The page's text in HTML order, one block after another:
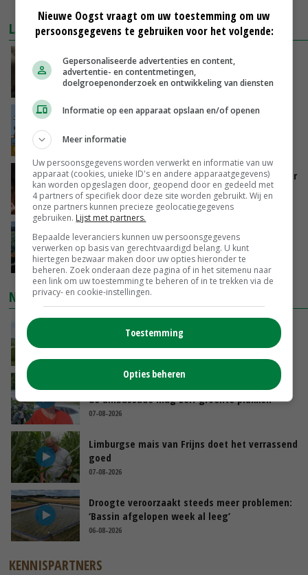
LAATSTE NIEUWS
‘Samenwerking A-ware en Amalthea gaat
zorgen voor meer balans’
GISTEREN, 16:01
Internationale vraag naar geitenzuivel blijft
GISTEREN, 15:33
Vlaamse varkensstapel krimpt, pluimveesector
groeit door schaalvergroting
GISTEREN, 15:20
‘Cijfer jezelf niet weg en doe vooral ook waar
je gelukkig van wordt’
GISTEREN, 13:31
NIEUWSTE VIDEO'S
POAH!: John Deere 7730
Oekraïne-vlogger Kees Huizinga: ‘Bezoek van
de ambassade mag zelf groente plukken’
07-08-2026
Limburgse mais van Frijns doet het verrassend
goed
07-08-2026
Droogte veroorzaakt steeds meer problemen:
‘Bassin afgelopen week al leeg’
06-08-2026
KENNISPARTNERS
Nieuwe Oogst vraagt om uw toestemming om uw
persoonsgegevens te gebruiken voor het volgende:
Gepersonaliseerde advertenties en content,
advertentie- en contentmetingen,
doelgroepenonderzoek en ontwikkeling van diensten
Informatie op een apparaat opslaan en/of openen
Meer informatie
Uw persoonsgegevens worden verwerkt en informatie van uw
apparaat (cookies, unieke ID's en andere apparaatgegevens)
kan worden opgeslagen door, geopend door en gedeeld met
4 partners of specifiek door deze site worden gebruikt. Wij en
onze partners kunnen precieze geolocatiegegevens
gebruiken. Lijst met partners.
Bepaalde leveranciers kunnen uw persoonsgegevens
verwerken op basis van gerechtvaardigd belang. U kunt
hiertegen bezwaar maken door uw opties hieronder te
beheren. Zoek onderaan deze pagina of in het sitemenu naar
een link om uw toestemming te beheren of in te trekken via de
privacy- en cookie-instellingen.
Toestemming
Opties beheren